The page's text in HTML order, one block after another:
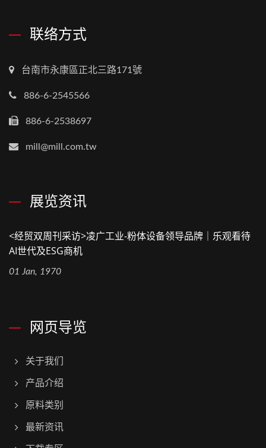
联络方式
台南市永康區正北三路171號
886-6-2545566
886-6-2538697
mill@mill.com.tw
展览资讯
<经贸双周刊采访>凌广工业-粉体设备领导品牌｜乐观看待
AI世代及ESG商机
01 Jan, 1970
网页导览
关于我们
产品介绍
原料类别
最新资讯